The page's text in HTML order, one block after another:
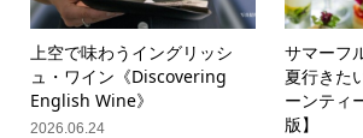
上空で味わうイングリッシ
ュ・ワイン《Discovering
English Wine》
2026.06.24
サマーフ
夏行きた
ーンティ
版】